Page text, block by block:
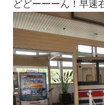
どどーーーん！早速